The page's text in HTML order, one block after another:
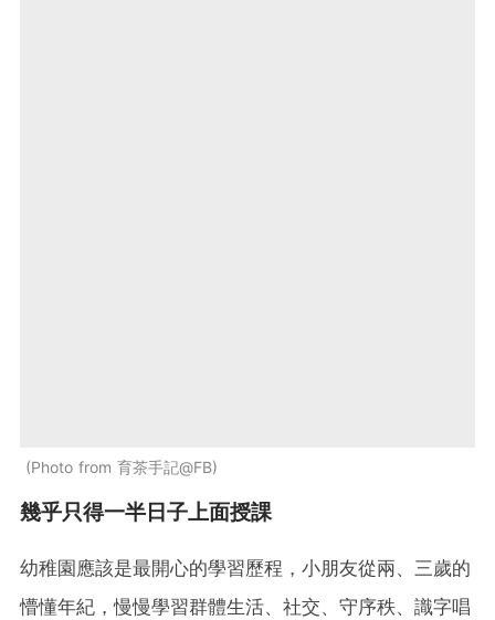
Photo from 育茶手記@FB
幾乎只得一半日子上面授課
幼稚園應該是最開心的學習歷程，小朋友從兩、三歲的
懵懂年紀，慢慢學習群體生活、社交、守序秩、識字唱